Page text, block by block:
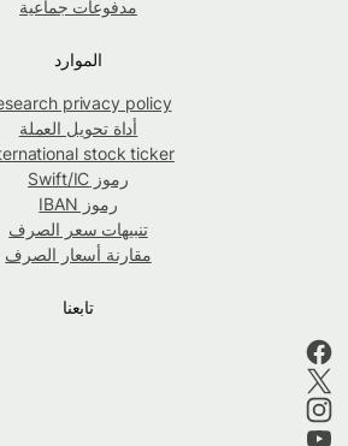
مدفوعات جماعية
الموارد
Research privacy policy
أداة تحويل العملة
International stock ticker
رموز Swift/IC
رموز IBAN
تنبيهات سعر الصرف
مقارنة أسعار الصرف
تابعنا